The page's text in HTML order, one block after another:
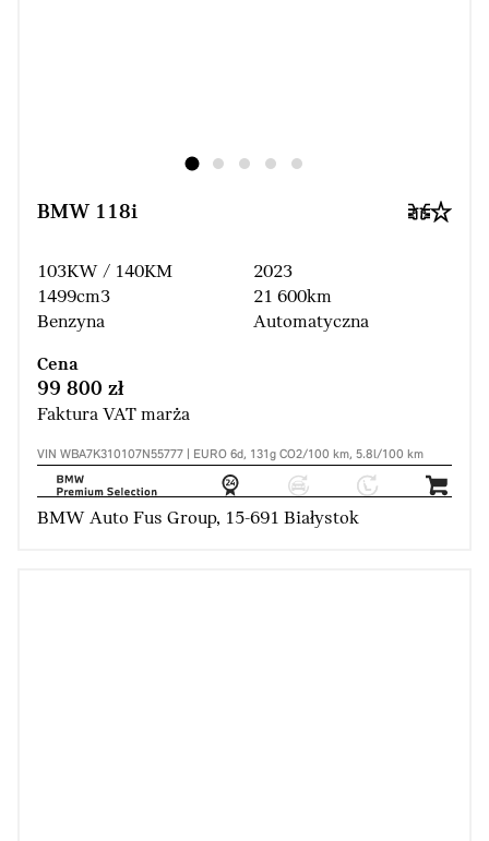
BMW 118i
103KW / 140KM
1499cm3
Benzyna
2023
21 600km
Automatyczna
Cena
99 800 zł
Faktura VAT marża
VIN WBA7K310107N55777 | EURO 6d, 131g CO2/100 km, 5.8l/100 km
BMW Auto Fus Group, 15-691 Białystok